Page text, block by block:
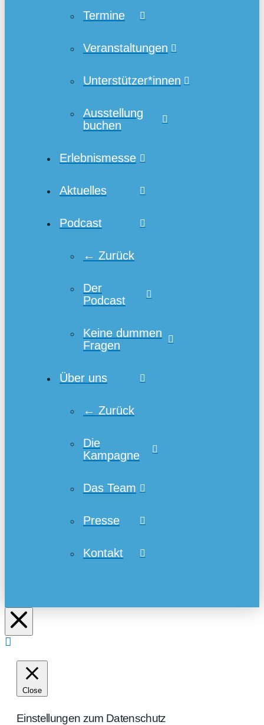
Termine
Veranstaltungen
Unterstützer*innen
Ausstellung
buchen
Erlebnismesse
Aktuelles
Podcast
← Zurück
Der
Podcast
Keine dummen
Fragen
Über uns
← Zurück
Die
Kampagne
Das Team
Presse
Kontakt
Close
Einstellungen zum Datenschutz